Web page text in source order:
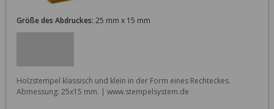
Größe des Abdruckes: 25 mm x 15 mm
Holzstempel klassisch und klein in der Form eines Rechteckes.
Abmessung: 25x15 mm. | www.stempelsystem.de